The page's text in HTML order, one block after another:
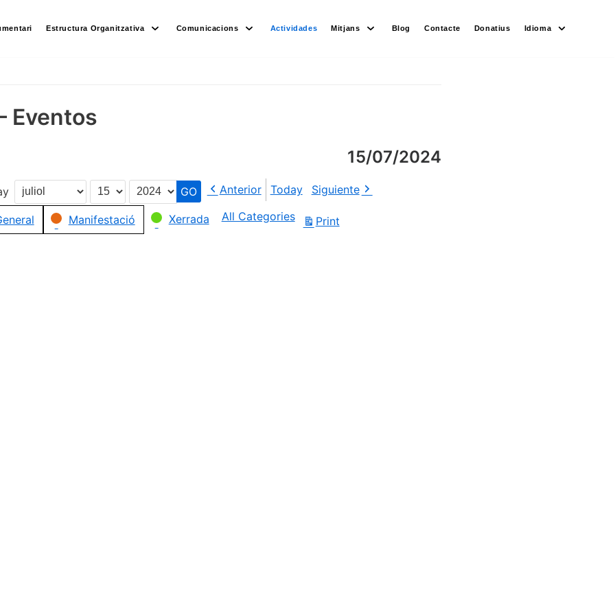
Estructura Organitzativa Comunicacions Actividades Mitjans Blog Contacte Donatius Idioma
Eventos
15/07/2024
Month
Day
Year
Anterior Today
Siguiente
Manifestació Xerrada All Categories Print